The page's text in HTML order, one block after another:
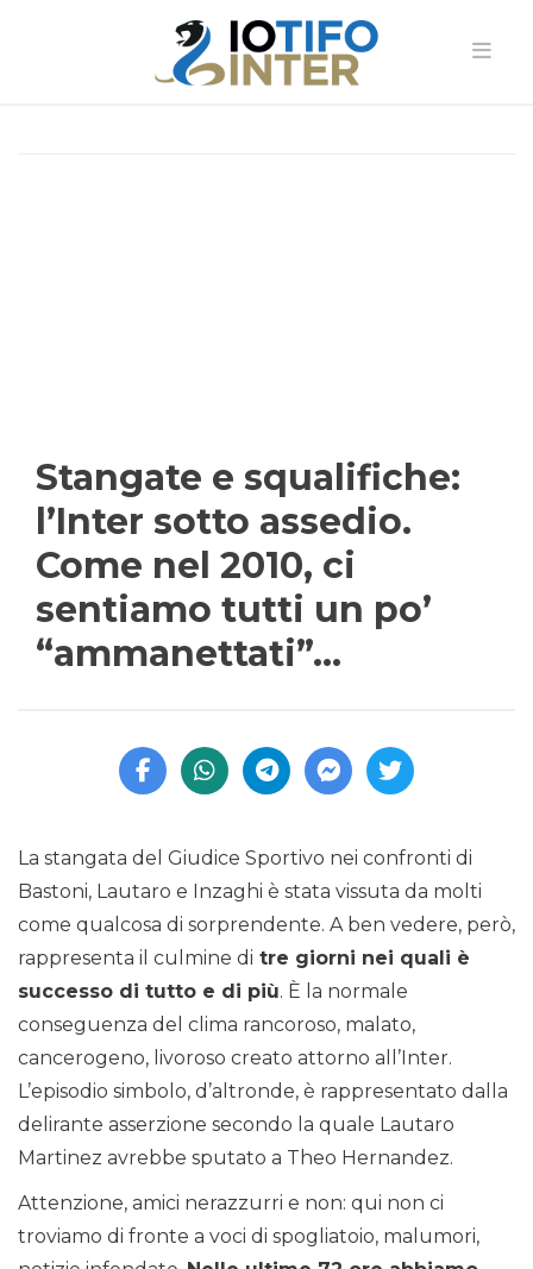
Stangate e squalifiche:
l’Inter sotto assedio.
Come nel 2010, ci
sentiamo tutti un po’
“ammanettati”…
La stangata del Giudice Sportivo nei confronti di
Bastoni, Lautaro e Inzaghi è stata vissuta da molti
come qualcosa di sorprendente. A ben vedere, però,
rappresenta il culmine di tre giorni nei quali è
successo di tutto e di più. È la normale
conseguenza del clima rancoroso, malato,
cancerogeno, livoroso creato attorno all’Inter.
L’episodio simbolo, d’altronde, è rappresentato dalla
delirante asserzione secondo la quale Lautaro
Martinez avrebbe sputato a Theo Hernandez.
Attenzione, amici nerazzurri e non: qui non ci
troviamo di fronte a voci di spogliatoio, malumori,